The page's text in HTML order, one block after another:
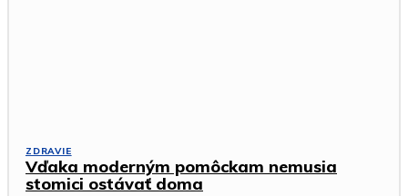
ZDRAVIE
Vďaka moderným pomôckam nemusia
stomici ostávať doma